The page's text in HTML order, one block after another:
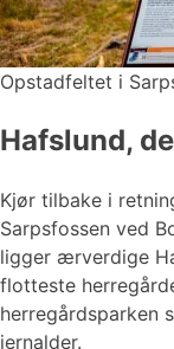
Opstadfeltet i
Hafslund,
Kjør tilbake i
Sarpsfossen ved
ligger ærverdige
flotteste
herregårdsparken
jernalder.